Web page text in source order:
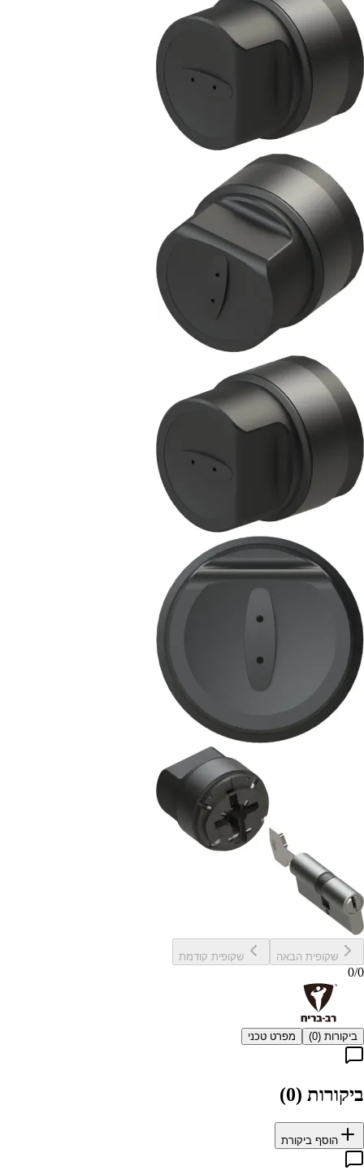
שקופית הבאה שקופית קודמת
0/0
ביקורות (0
) מפרט טכני
ביקורות (0
)
הוסף ביקורת